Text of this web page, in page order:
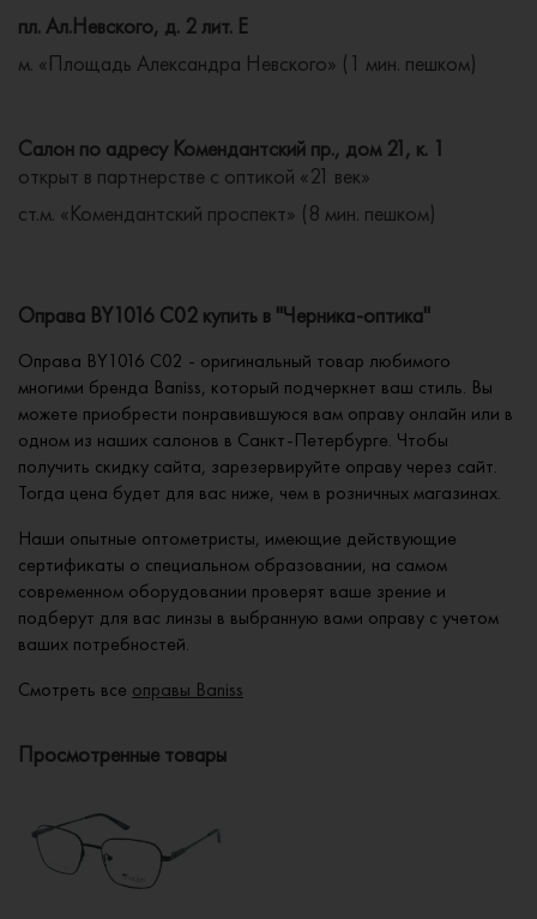
пл. Ал.Невского, д. 2 лит. Е
м. «Площадь Александра Невского» (1 мин. пешком)
Салон по адресу Комендантский пр., дом 21, к. 1
открыт в партнерстве с оптикой «21 век»
ст.м. «Комендантский проспект» (8 мин. пешком)
Оправа BY1016 C02 купить в "Черника-оптика"
Оправа BY1016 C02 - оригинальный товар любимого
многими бренда Baniss, который подчеркнет ваш стиль. Вы
можете приобрести понравившуюся вам оправу онлайн или в
одном из наших салонов в Санкт-Петербурге. Чтобы
получить скидку сайта, зарезервируйте оправу через сайт.
Тогда цена будет для вас ниже, чем в розничных магазинах.
Наши опытные оптометристы, имеющие действующие
сертификаты о специальном образовании, на самом
современном оборудовании проверят ваше зрение и
подберут для вас линзы в выбранную вами оправу с учетом
ваших потребностей.
Смотреть все оправы Baniss
Просмотренные товары